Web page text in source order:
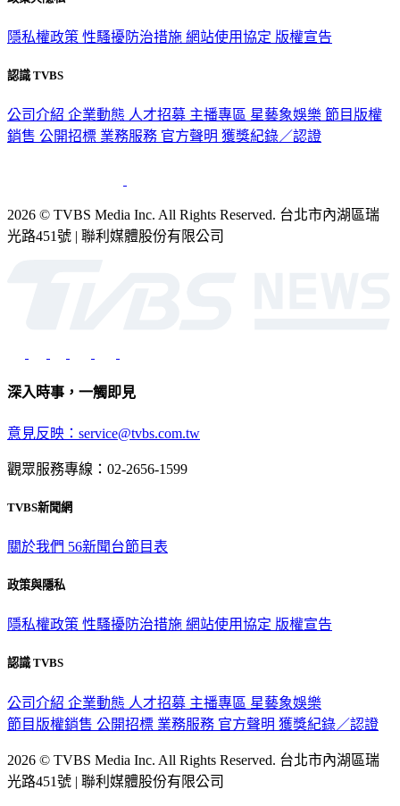
隱私權政策 性騷擾防治措施 網站使用協定 版權宣告
認識 TVBS
公司介紹 企業動態 人才招募 主播專區 星藝象娛樂 節目版權
銷售 公開招標 業務服務 官方聲明 獲獎紀錄／認證
2026 © TVBS Media Inc. All Rights Reserved. 台北市內湖區瑞
光路451號 | 聯利媒體股份有限公司
深入時事，一觸即見
意見反映：service@tvbs.com.tw
觀眾服務專線：02-2656-1599
TVBS新聞網
關於我們 56新聞台節目表
政策與隱私
隱私權政策 性騷擾防治措施 網站使用協定 版權宣告
認識 TVBS
公司介紹 企業動態 人才招募 主播專區 星藝象娛樂
節目版權銷售 公開招標 業務服務 官方聲明 獲獎紀錄／認證
2026 © TVBS Media Inc. All Rights Reserved. 台北市內湖區瑞
光路451號 | 聯利媒體股份有限公司